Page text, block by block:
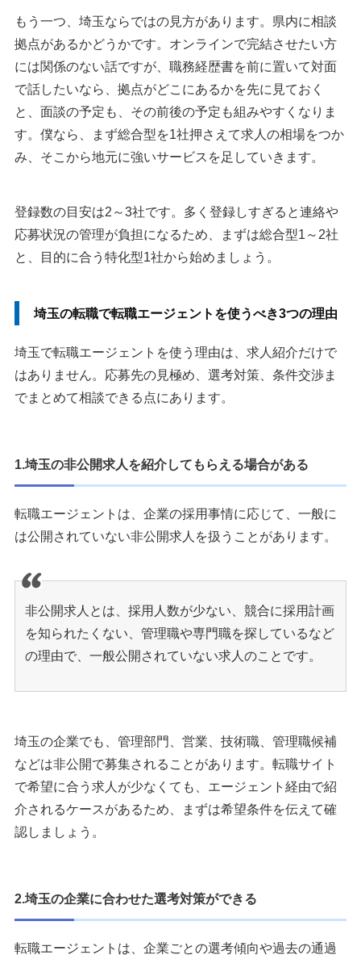
もう一つ、埼玉ならではの見方があります。県内に相談
拠点があるかどうかです。オンラインで完結させたい方
には関係のない話ですが、職務経歴書を前に置いて対面
で話したいなら、拠点がどこにあるかを先に見ておく
と、面談の予定も、その前後の予定も組みやすくなりま
す。僕なら、まず総合型を1社押さえて求人の相場をつか
み、そこから地元に強いサービスを足していきます。
登録数の目安は2～3社です。多く登録しすぎると連絡や
応募状況の管理が負担になるため、まずは総合型1～2社
と、目的に合う特化型1社から始めましょう。
埼玉の転職で転職エージェントを使うべき3つの理由
埼玉で転職エージェントを使う理由は、求人紹介だけで
はありません。応募先の見極め、選考対策、条件交渉ま
でまとめて相談できる点にあります。
1.埼玉の非公開求人を紹介してもらえる場合がある
転職エージェントは、企業の採用事情に応じて、一般に
は公開されていない非公開求人を扱うことがあります。
非公開求人とは、採用人数が少ない、競合に採用計画
を知られたくない、管理職や専門職を探しているなど
の理由で、一般公開されていない求人のことです。
埼玉の企業でも、管理部門、営業、技術職、管理職候補
などは非公開で募集されることがあります。転職サイト
で希望に合う求人が少なくても、エージェント経由で紹
介されるケースがあるため、まずは希望条件を伝えて確
認しましょう。
2.埼玉の企業に合わせた選考対策ができる
転職エージェントは、企業ごとの選考傾向や過去の通過